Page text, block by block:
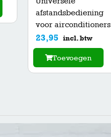
afstandsbediening
voor airconditioners
23,95 incl. btw
Toevoegen